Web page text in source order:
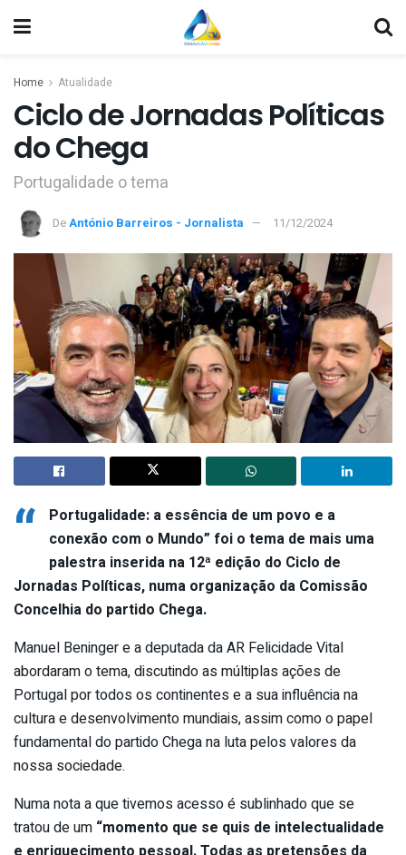
Home Atualidade
Ciclo de Jornadas Políticas
do Chega
Portugalidade o tema
DeAntónio Barreiros - Jornalista 11/12/2024
“
Portugalidade: a essência de um povo e a
conexão com o Mundo” foi o tema de mais uma
palestra inserida na 12ª edição do Ciclo de
Jornadas Políticas, numa organização da Comissão
Concelhia do partido Chega.
Manuel Beninger e a deputada da AR Felicidade Vital
abordaram o tema, discutindo as múltiplas ações de
Portugal por todos os continentes e a sua influência na
cultura e desenvolvimento mundiais, assim como o papel
fundamental do partido Chega na luta pelos valores da
nossa sociedade.
Numa nota a que tivemos acesso é sublinhado que se
tratou de um “momento que se quis de intelectualidade